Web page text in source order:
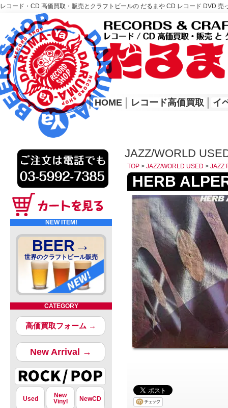
レコード・CD 高価買取・販売とクラフトビールの だるまや CD レコード DVD
レコード高価買取はこちら
HOME
│ HOME レコード高価買取 イ
NEW ITEM!
BEER→
世界のクラフトビール販売
CATEGORY
高価買取フォーム →
New Arrival →
Used
New
Vinyl
NewCD
JAZZ/WORLD
TOP > JAZZ/WORLD USED > JAZZ
HERB